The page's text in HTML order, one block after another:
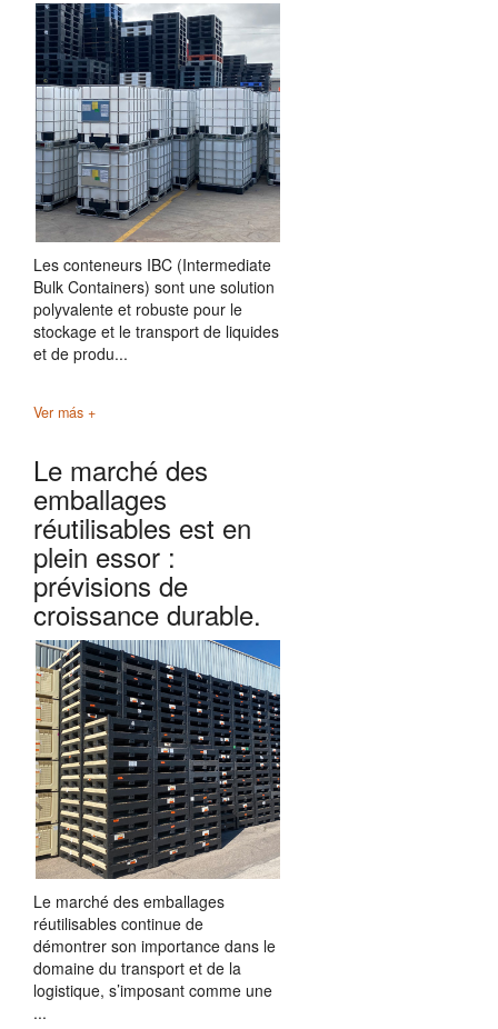
Les conteneurs IBC (Intermediate
Bulk Containers) sont une solution
polyvalente et robuste pour le
stockage et le transport de liquides
et de produ...
Ver más +
Le marché des
emballages
réutilisables est en
plein essor :
prévisions de
croissance durable.
Le marché des emballages
réutilisables continue de
démontrer son importance dans le
domaine du transport et de la
logistique, s’imposant comme une
...